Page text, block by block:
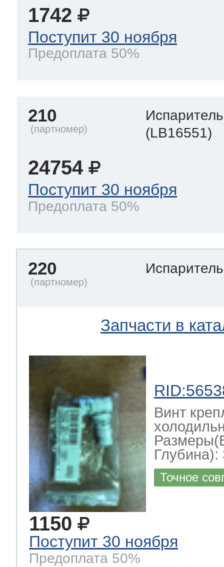
1742
Поступит 30 ноября
Предоплата 50%
210
(LB16551)
24754
Поступит 30 ноября
Предоплата 50%
220
Запчасти в
Винт
Глубина):
Точное
1150
Поступит 30 ноября
Предоплата 50%